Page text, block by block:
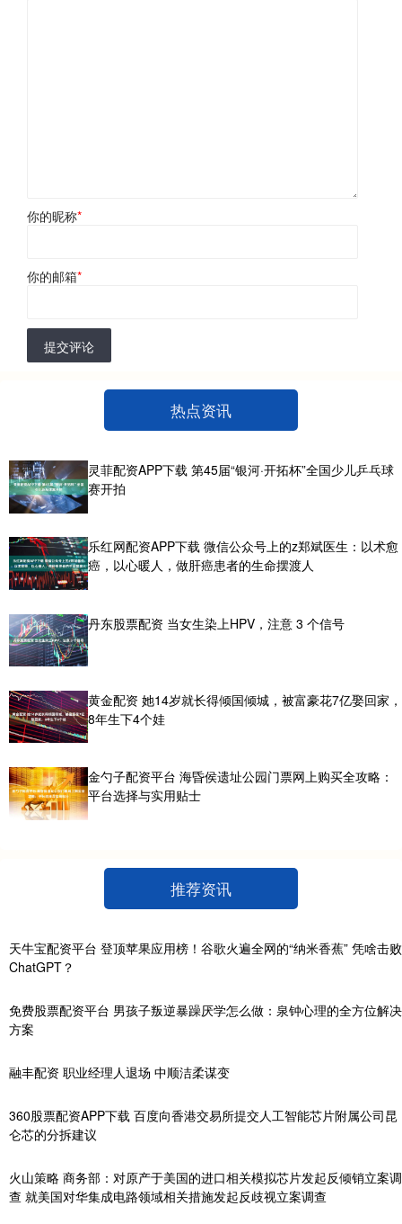
你的昵称*
你的邮箱*
提交评论
热点资讯
灵菲配资APP下载 第45届“银河·开拓杯”全国少儿乒乓球
赛开拍
乐红网配资APP下载 微信公众号上的z郑斌医生：以术愈
癌，以心暖人，做肝癌患者的生命摆渡人
丹东股票配资 当女生染上HPV，注意 3 个信号
黄金配资 她14岁就长得倾国倾城，被富豪花7亿娶回家，
8年生下4个娃
金勺子配资平台 海昏侯遗址公园门票网上购买全攻略：
平台选择与实用贴士
推荐资讯
天牛宝配资平台 登顶苹果应用榜！谷歌火遍全网的“纳米香蕉” 凭啥击败
ChatGPT？
免费股票配资平台 男孩子叛逆暴躁厌学怎么做：泉钟心理的全方位解决
方案
融丰配资 职业经理人退场 中顺洁柔谋变
360股票配资APP下载 百度向香港交易所提交人工智能芯片附属公司昆
仑芯的分拆建议
火山策略 商务部：对原产于美国的进口相关模拟芯片发起反倾销立案调
查 就美国对华集成电路领域相关措施发起反歧视立案调查